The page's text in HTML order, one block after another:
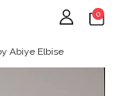
0
Abiye Elbise